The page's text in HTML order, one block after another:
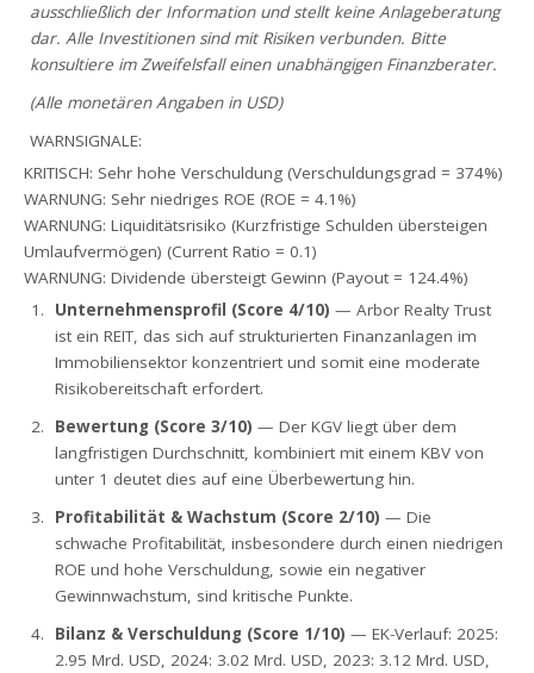
ausschließlich der Information und stellt keine Anlageberatung
dar. Alle Investitionen sind mit Risiken verbunden. Bitte
konsultiere im Zweifelsfall einen unabhängigen Finanzberater.
(Alle monetären Angaben in USD)
WARNSIGNALE:
KRITISCH: Sehr hohe Verschuldung (Verschuldungsgrad = 374%)
WARNUNG: Sehr niedriges ROE (ROE = 4.1%)
WARNUNG: Liquiditätsrisiko (Kurzfristige Schulden übersteigen
Umlaufvermögen) (Current Ratio = 0.1)
WARNUNG: Dividende übersteigt Gewinn (Payout = 124.4%)
Unternehmensprofil (Score 4/10) — Arbor Realty Trust
ist ein REIT, das sich auf strukturierten Finanzanlagen im
Immobiliensektor konzentriert und somit eine moderate
Risikobereitschaft erfordert.
Bewertung (Score 3/10) — Der KGV liegt über dem
langfristigen Durchschnitt, kombiniert mit einem KBV von
unter 1 deutet dies auf eine Überbewertung hin.
Profitabilität & Wachstum (Score 2/10) — Die
schwache Profitabilität, insbesondere durch einen niedrigen
ROE und hohe Verschuldung, sowie ein negativer
Gewinnwachstum, sind kritische Punkte.
Bilanz & Verschuldung (Score 1/10) — EK-Verlauf: 2025:
2.95 Mrd. USD, 2024: 3.02 Mrd. USD, 2023: 3.12 Mrd. USD,